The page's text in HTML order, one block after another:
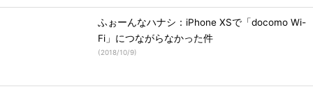
ふぉーんなハナシ：iPhone XSで「docomo Wi-
Fi」につながらなかった件
(2018/10/9)